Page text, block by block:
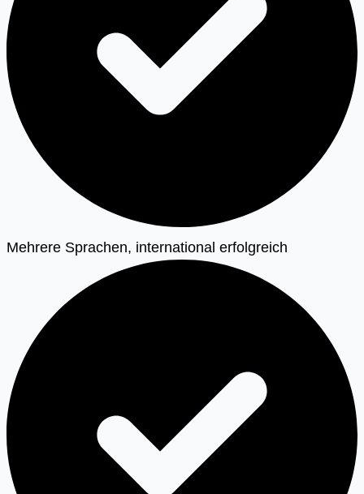
Mehrere Sprachen, international erfolgreich